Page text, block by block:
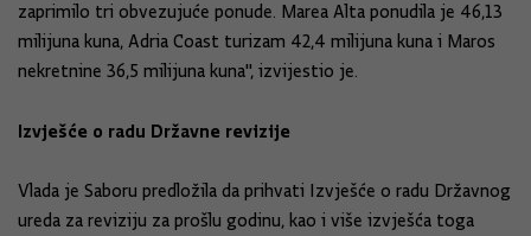
zaprimilo tri obvezujuće ponude. Marea Alta ponudila je 46,13
milijuna kuna, Adria Coast turizam 42,4 milijuna kuna i Maros
nekretnine 36,5 milijuna kuna", izvijestio je.
Izvješće o radu Državne revizije
Vlada je Saboru predložila da prihvati Izvješće o radu Državnog
ureda za reviziju za prošlu godinu, kao i više izvješća toga